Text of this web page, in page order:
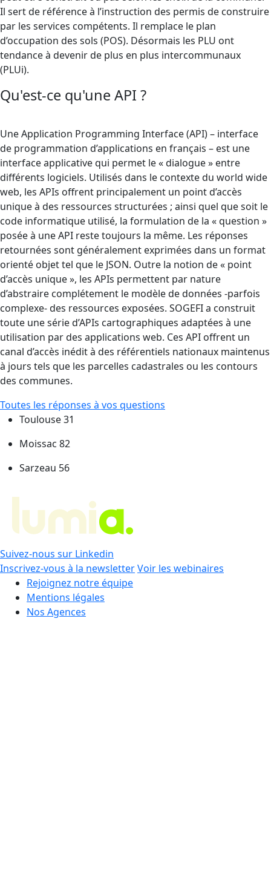
Il sert de référence à l’instruction des permis de construire
par les services compétents. Il remplace le plan
d’occupation des sols (POS). Désormais les PLU ont
tendance à devenir de plus en plus intercommunaux
(PLUi).
Qu'est-ce qu'une API ?
Une Application Programming Interface (API) – interface
de programmation d’applications en français – est une
interface applicative qui permet le « dialogue » entre
différents logiciels. Utilisés dans le contexte du world wide
web, les APIs offrent principalement un point d’accès
unique à des ressources structurées ; ainsi quel que soit le
code informatique utilisé, la formulation de la « question »
posée à une API reste toujours la même. Les réponses
retournées sont généralement exprimées dans un format
orienté objet tel que le JSON. Outre la notion de « point
d’accès unique », les APIs permettent par nature
d’abstraire complétement le modèle de données -parfois
complexe- des ressources exposées. SOGEFI a construit
toute une série d’APIs cartographiques adaptées à une
utilisation par des applications web. Ces API offrent un
canal d’accès inédit à des référentiels nationaux maintenus
à jours tels que les parcelles cadastrales ou les contours
des communes.
Toutes les réponses à vos questions
Toulouse 31
Moissac 82
Sarzeau 56
Suivez-nous sur Linkedin
Inscrivez-vous à la newsletterVoir les webinaires
Rejoignez notre équipe
Mentions légales
Nos Agences